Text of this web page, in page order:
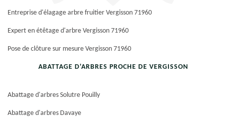
Entreprise d'élagage arbre fruitier Vergisson 71960
Expert en étêtage d'arbre Vergisson 71960
Pose de clôture sur mesure Vergisson 71960
ABATTAGE D'ARBRES PROCHE DE VERGISSON
Abattage d'arbres Solutre Pouilly
Abattage d'arbres Davaye